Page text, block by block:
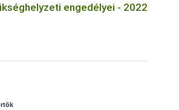
engedélyei - 2022